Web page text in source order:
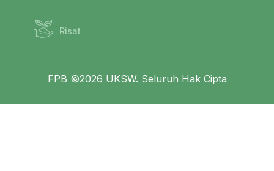
Risat
FPB ©2026 UKSW. Seluruh Hak Cipta